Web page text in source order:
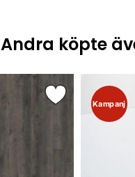
Andra köpte
Kampanj